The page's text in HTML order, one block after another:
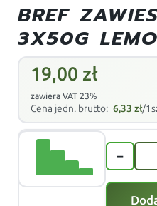
BREF
3X50G
19,00 zł
zawiera VAT 23%
Cena jedn. brutto: 6,33zł/
−